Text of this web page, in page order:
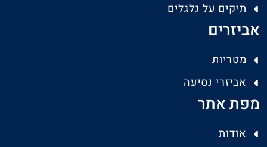
תיקים על גלגלים
אביזרים
מטריות
אביזרי נסיעה
מפת אתר
אודות